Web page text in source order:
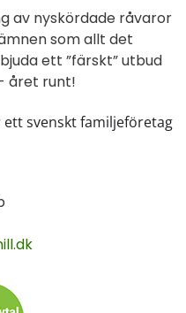
av nyskördade råvaror
som allt det
ett ”färskt” utbud
året runt!
ett svenskt familjeföretag